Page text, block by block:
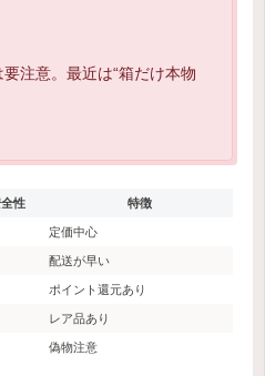
注意。最近は“箱だけ本物
性 特徴
定価中心
配送が早い
ポイント還元あり
レア品あり
偽物注意